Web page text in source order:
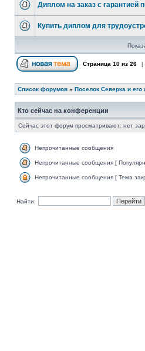
Диплом на заказ с гарантией
Купить диплом для
Страница 10 из 26 [
Список форумов » Поселок Северка и его
Кто сейчас на конференции
Сейчас этот форум просматривают: нет
Непрочитанные сообщения
Непрочитанные сообщения [
Непрочитанные сообщения [ Тема
Найти: